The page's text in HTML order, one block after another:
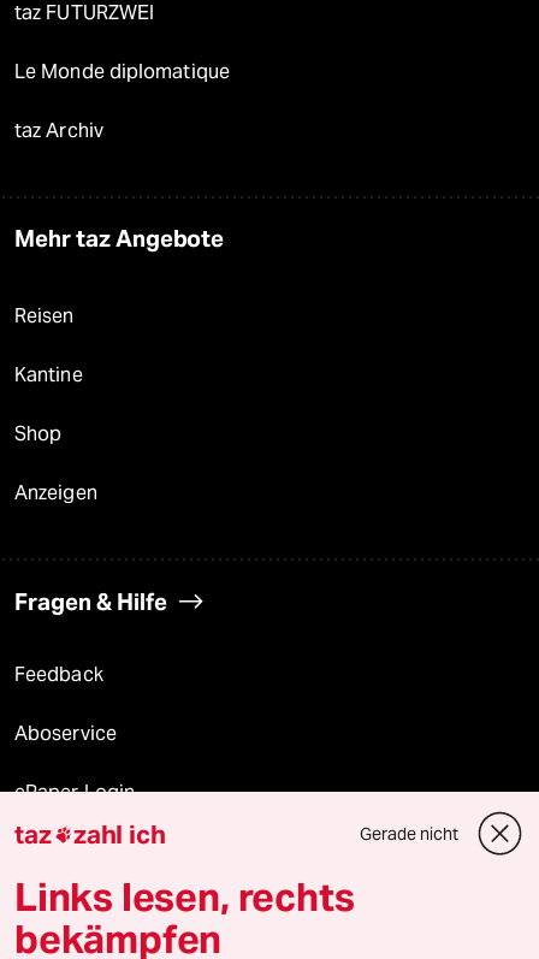
taz FUTURZWEI
Le Monde diplomatique
taz Archiv
Mehr taz Angebote
Reisen
Kantine
Shop
Anzeigen
Fragen & Hilfe
Feedback
Aboservice
ePaper Login
Downloads für Abonnierende
taz zahl ich Gerade nicht
Links lesen, rechts
bekämpfen